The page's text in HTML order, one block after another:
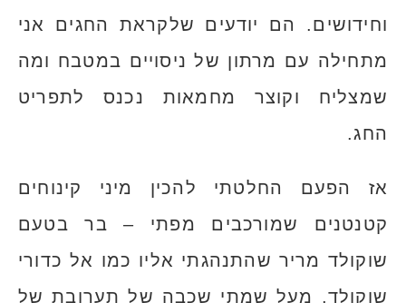
וחידושים. הם יודעים שלקראת החגים אני
מתחילה עם מרתון של ניסויים במטבח ומה
שמצליח וקוצר מחמאות נכנס לתפריט
החג.
אז הפעם החלטתי להכין מיני קינוחים
קטנטנים שמורכבים מפתי – בר בטעם
שוקולד מריר שהתנהגתי אליו כמו אל כדורי
שוקולד, מעל שמתי שכבה של תערובת של